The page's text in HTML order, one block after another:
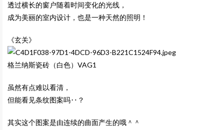
透过横长的窗户随着时间变化的光线，
成为美丽的室内设计，也是一种天然的照明！
《玄关》
格兰纳斯瓷砖（白色） VAG1
虽然有点难以看清，
但能看见条纹图案吗‥？
其实这个图案是由连续的曲面产生的哦＾＾